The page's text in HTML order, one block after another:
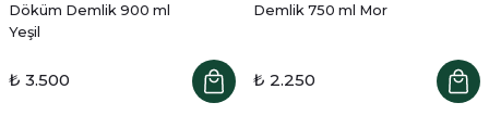
Döküm Demlik 900 ml
Yeşil
₺ 3.500
Demlik 750 ml Mor
₺ 2.250